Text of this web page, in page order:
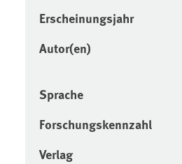
Erscheinungsjahr
Autor(en)
Sprache
Forschungskennzahl
Verlag